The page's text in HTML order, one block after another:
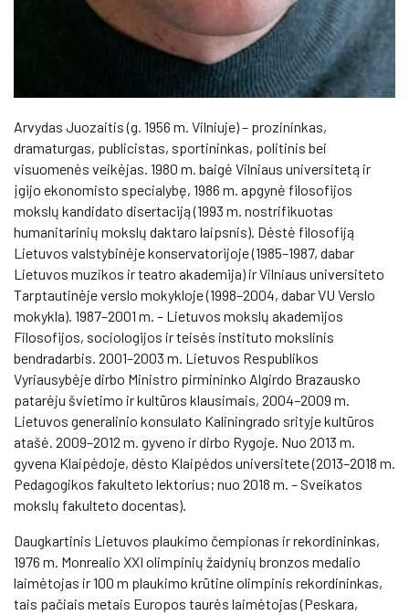
Arvydas Juozaitis (g. 1956 m. Vilniuje) – prozininkas,
dramaturgas, publicistas, sportininkas, politinis bei
visuomenės veikėjas. 1980 m. baigė Vilniaus universitetą ir
įgijo ekonomisto specialybę, 1986 m. apgynė filosofijos
mokslų kandidato disertaciją (1993 m. nostrifikuotas
humanitarinių mokslų daktaro laipsnis). Dėstė filosofiją
Lietuvos valstybinėje konservatorijoje (1985–1987, dabar
Lietuvos muzikos ir teatro akademija) ir Vilniaus universiteto
Tarptautinėje verslo mokykloje (1998–2004, dabar VU Verslo
mokykla). 1987–2001 m. – Lietuvos mokslų akademijos
Filosofijos, sociologijos ir teisės instituto mokslinis
bendradarbis. 2001–2003 m. Lietuvos Respublikos
Vyriausybėje dirbo Ministro pirmininko Algirdo Brazausko
patarėju švietimo ir kultūros klausimais, 2004–2009 m.
Lietuvos generalinio konsulato Kaliningrado srityje kultūros
atašė. 2009–2012 m. gyveno ir dirbo Rygoje. Nuo 2013 m.
gyvena Klaipėdoje, dėsto Klaipėdos universitete (2013–2018 m.
Pedagogikos fakulteto lektorius; nuo 2018 m. – Sveikatos
mokslų fakulteto docentas).
Daugkartinis Lietuvos plaukimo čempionas ir rekordininkas,
1976 m. Monrealio XXI olimpinių žaidynių bronzos medalio
laimėtojas ir 100 m plaukimo krūtine olimpinis rekordininkas,
tais pačiais metais Europos taurės laimėtojas (Peskara,